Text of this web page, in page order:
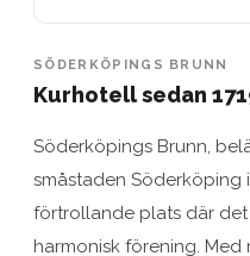
SÖDERKÖPINGS BRUNN
Kurhotell sedan
Söderköpings Brunn,
småstaden Söderköping
förtrollande plats där
harmonisk förening. Med